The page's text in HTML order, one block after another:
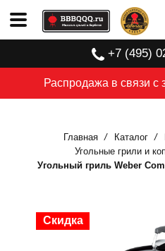
Распродажа в связи с
+7 (495)
Главная Каталог
Угольные грили и
Угольный гриль Weber
Скидка
Скидка
Скидка
Скидка